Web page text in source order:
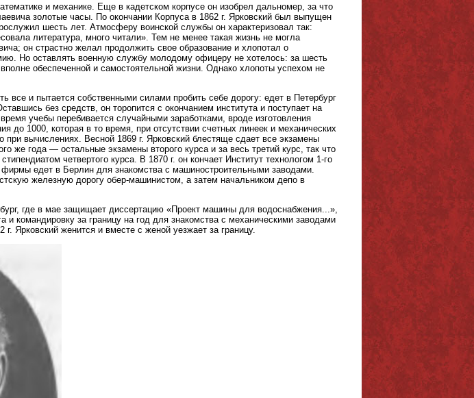
и механике. Еще в кадетском корпусе он изобрел дальномер, за что
золотые часы. По окончании Корпуса в 1862 г. Ярковский был выпущен
шесть лет. Атмосферу воинской службы он характеризовал так:
литература, много читали». Тем не менее такая жизнь не могла
он страстно желал продолжить свое образование и хлопотал о
Но оставлять военную службу молодому офицеру не хотелось: за шесть
обеспеченной и самостоятельной жизни. Однако хлопоты успехом не
все и пытается собственными силами пробить себе дорогу: едет в Петербург
без средств, он торопится с окончанием института и поступает на
учебы перебивается случайными заработками, вроде изготовления
до 1000, которая в то время, при отсутствии счетных линеек и механических
при вычислениях. Весной 1869 г. Ярковский блестяще сдает все экзамены
же года — остальные экзамены второго курса и за весь третий курс, так что
четвертого курса. В 1870 г. он кончает Институт технологом 1-го
едет в Берлин для знакомства с машиностроительными заводами.
железную дорогу обер-машинистом, а затем начальником депо в
где в мае защищает диссертацию «Проект машины для водоснабжения...»,
и командировку за границу на год для знакомства с механическими заводами
Ярковский женится и вместе с женой уезжает за границу.